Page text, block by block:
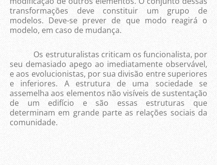
transformações deve constituir um grupo de
modelos. Deve-se prever de que modo reagirá o
modelo, em caso de mudança.
Os estruturalistas criticam os funcionalista, por
seu demasiado apego ao imediatamente observável,
e aos evolucionistas, por sua divisão entre superiores
e inferiores. A estrutura de uma sociedade se
assemelha aos elementos não visíveis de sustentação
de um edifício e são essas estruturas que
determinam em grande parte as relações sociais da
comunidade.